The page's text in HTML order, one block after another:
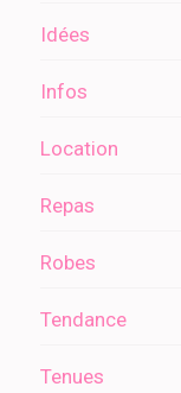
Idées
Infos
Location
Repas
Robes
Tendance
Tenues